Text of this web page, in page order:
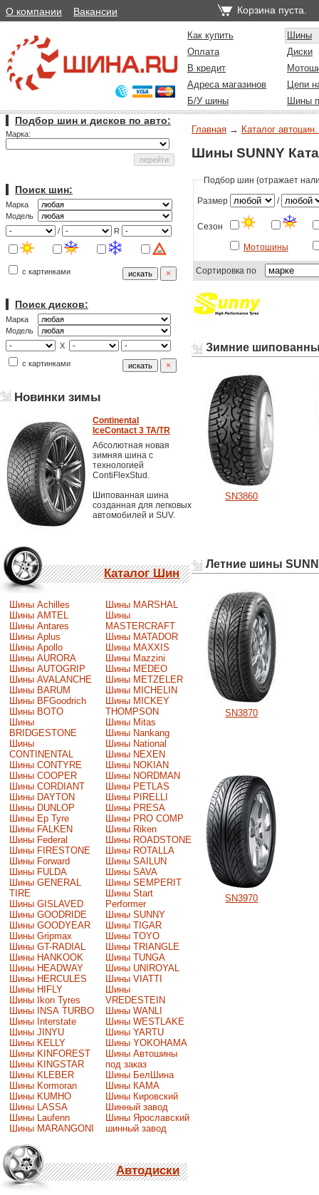
О компании Вакансии Корзина пуста.
Как купить
Шины
Оплата
Диски
В кредит
Адреса магазинов
Цепи
Б/У шины
Шины
Подбор шин и дисков по авто:
Марка:
Поиск шин:
Марка
Модель
/
R
с картинками
Поиск дисков:
Марка
Модель
X
с картинками
Новинки зимы
Continental
IceContact 3 TA/TR
Абсолютная новая
зимняя шина с
технологией
ContiFlexStud.
Шипованная шина
созданная для легковых
автомобилей и SUV.
Каталог Шин
Шины Achilles
Шины AMTEL
Шины Antares
Шины Aplus
Шины Apollo
Шины AURORA
Шины AUTOGRIP
Шины AVALANCHE
Шины BARUM
Шины BFGoodrich
Шины BOTO
Шины
BRIDGESTONE
Шины
CONTINENTAL
Шины CONTYRE
Шины COOPER
Шины CORDIANT
Шины DAYTON
Шины DUNLOP
Шины Ep Tyre
Шины FALKEN
Шины Federal
Шины FIRESTONE
Шины Forward
Шины FULDA
Шины GENERAL
TIRE
Шины GISLAVED
Шины GOODRIDE
Шины GOODYEAR
Шины Gripmax
Шины GT-RADIAL
Шины HANKOOK
Шины HEADWAY
Шины HERCULES
Шины HIFLY
Шины Ikon Tyres
Шины INSA TURBO
Шины Interstate
Шины JINYU
Шины KELLY
Шины KINFOREST
Шины KINGSTAR
Шины KLEBER
Шины Kormoran
Шины KUMHO
Шины LASSA
Шины Laufenn
Шины MARANGONI
Шины MARSHAL
Шины
MASTERCRAFT
Шины MATADOR
Шины MAXXIS
Шины Mazzini
Шины MEDEO
Шины METZELER
Шины MICHELIN
Шины MICKEY
THOMPSON
Шины Mitas
Шины Nankang
Шины National
Шины NEXEN
Шины NOKIAN
Шины NORDMAN
Шины PETLAS
Шины PIRELLI
Шины PRESA
Шины PRO COMP
Шины Riken
Шины ROADSTONE
Шины ROTALLA
Шины SAILUN
Шины SAVA
Шины SEMPERIT
Шины Start
Performer
Шины SUNNY
Шины TIGAR
Шины TOYO
Шины TRIANGLE
Шины TUNGA
Шины UNIROYAL
Шины VIATTI
Шины
VREDESTEIN
Шины WANLI
Шины WESTLAKE
Шины YARTU
Шины YOKOHAMA
Шины Автошины
под заказ
Шины БелШина
Шины КАМА
Шины Кировский
Шинный завод
Шины Ярославский
шинный завод
Автодиски
Главная → Каталог
Шины SUNNY
Подбор шин (отражает
Размер /
Сезон
Мотошины
Сортировка по
Зимние
SN3860
Летние шины
SN3870
SN3970